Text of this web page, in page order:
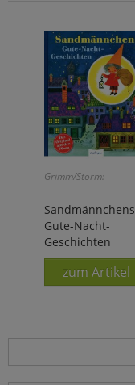
Grimm/Storm:
Sandmännchens
Gute-Nacht-
Geschichten
zum Artikel